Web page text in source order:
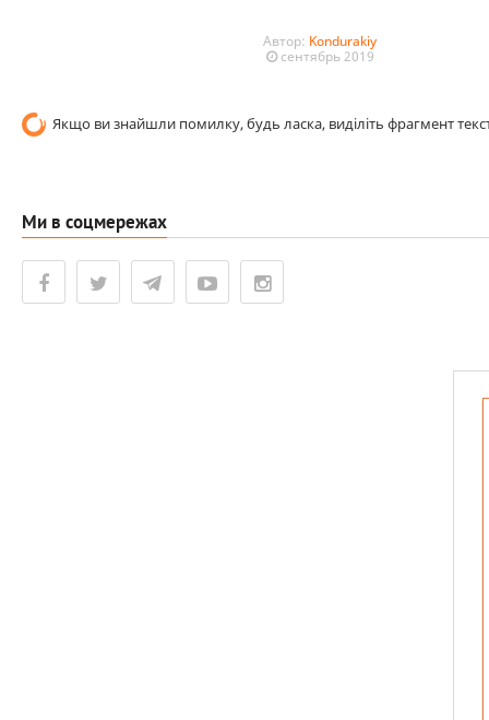
Автор: Kondurakiy
сентябрь 2019
Якщо ви знайшли помилку, будь ласка, виділіть фрагмент
Ми в соцмережах